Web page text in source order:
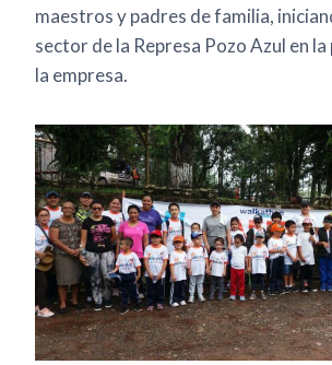
maestros y padres de familia,
sector de la Represa Pozo Azul en
la empresa.